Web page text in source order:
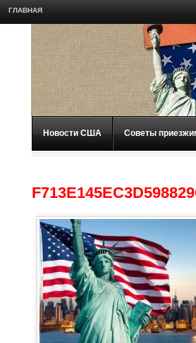
ГЛАВНАЯ
Новости США Советы